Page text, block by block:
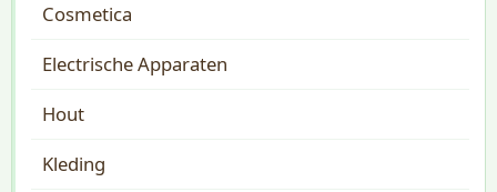
Cosmetica
Electrische Apparaten
Hout
Kleding